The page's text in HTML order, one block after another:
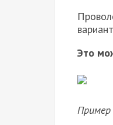
Это
Пример